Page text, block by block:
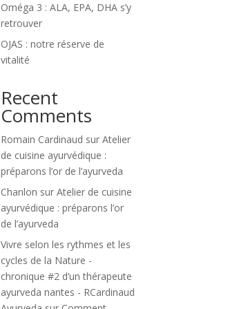
Oméga 3 : ALA, EPA, DHA s’y
retrouver
OJAS : notre réserve de
vitalité
Recent
Comments
Romain Cardinaud surAtelier
de cuisine ayurvédique :
préparons l’or de l’ayurveda
Chanlon surAtelier de cuisine
ayurvédique : préparons l’or
de l’ayurveda
Vivre selon les rythmes et les
cycles de la Nature -
chronique #2 d’un thérapeute
ayurveda nantes - RCardinaud